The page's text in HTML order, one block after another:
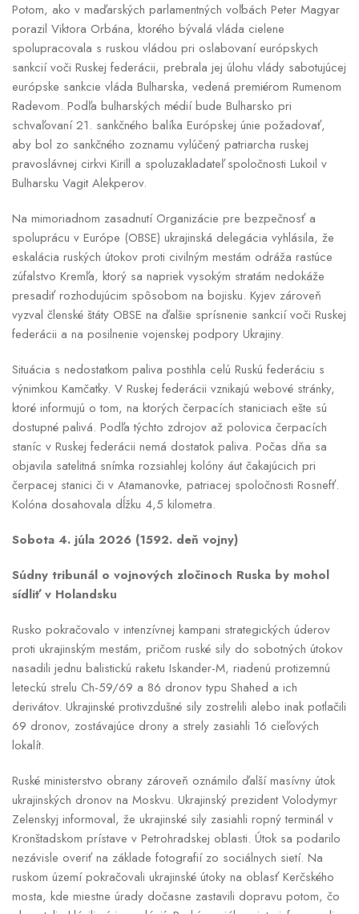
Potom, ako v maďarských parlamentných voľbách Peter Magyar
porazil Viktora Orbána, ktorého bývalá vláda cielene
spolupracovala s ruskou vládou pri oslabovaní európskych
sankcií voči Ruskej federácii, prebrala jej úlohu vlády sabotujúcej
európske sankcie vláda Bulharska, vedená premiérom Rumenom
Radevom. Podľa bulharských médií bude Bulharsko pri
schvaľovaní 21. sankčného balíka Európskej únie požadovať,
aby bol zo sankčného zoznamu vylúčený patriarcha ruskej
pravoslávnej cirkvi Kirill a spoluzakladateľ spoločnosti Lukoil v
Bulharsku Vagit Alekperov.
Na mimoriadnom zasadnutí Organizácie pre bezpečnosť a
spoluprácu v Európe (OBSE) ukrajinská delegácia vyhlásila, že
eskalácia ruských útokov proti civilným mestám odráža rastúce
zúfalstvo Kremľa, ktorý sa napriek vysokým stratám nedokáže
presadiť rozhodujúcim spôsobom na bojisku. Kyjev zároveň
vyzval členské štáty OBSE na ďalšie sprísnenie sankcií voči Ruskej
federácii a na posilnenie vojenskej podpory Ukrajiny.
Situácia s nedostatkom paliva postihla celú Ruskú federáciu s
výnimkou Kamčatky. V Ruskej federácii vznikajú webové stránky,
ktoré informujú o tom, na ktorých čerpacích staniciach ešte sú
dostupné palivá. Podľa týchto zdrojov až polovica čerpacích
staníc v Ruskej federácii nemá dostatok paliva. Počas dňa sa
objavila satelitná snímka rozsiahlej kolóny áut čakajúcich pri
čerpacej stanici či v Atamanovke, patriacej spoločnosti Rosnefť.
Kolóna dosahovala dĺžku 4,5 kilometra.
Sobota 4. júla 2026 (1592. deň vojny)
Súdny tribunál o vojnových zločinoch Ruska by mohol
sídliť v Holandsku
Rusko pokračovalo v intenzívnej kampani strategických úderov
proti ukrajinským mestám, pričom ruské sily do sobotných útokov
nasadili jednu balistickú raketu Iskander-M, riadenú protizemnú
leteckú strelu Ch-59/69 a 86 dronov typu Shahed a ich
derivátov. Ukrajinské protivzdušné sily zostrelili alebo inak potlačili
69 dronov, zostávajúce drony a strely zasiahli 16 cieľových
lokalít.
Ruské ministerstvo obrany zároveň oznámilo ďalší masívny útok
ukrajinských dronov na Moskvu. Ukrajinský prezident Volodymyr
Zelenskyj informoval, že ukrajinské sily zasiahli ropný terminál v
Kronštadskom prístave v Petrohradskej oblasti. Útok sa podarilo
nezávisle overiť na základe fotografií zo sociálnych sietí. Na
ruskom území pokračovali ukrajinské útoky na oblasť Kerčského
mosta, kde miestne úrady dočasne zastavili dopravu potom, čo